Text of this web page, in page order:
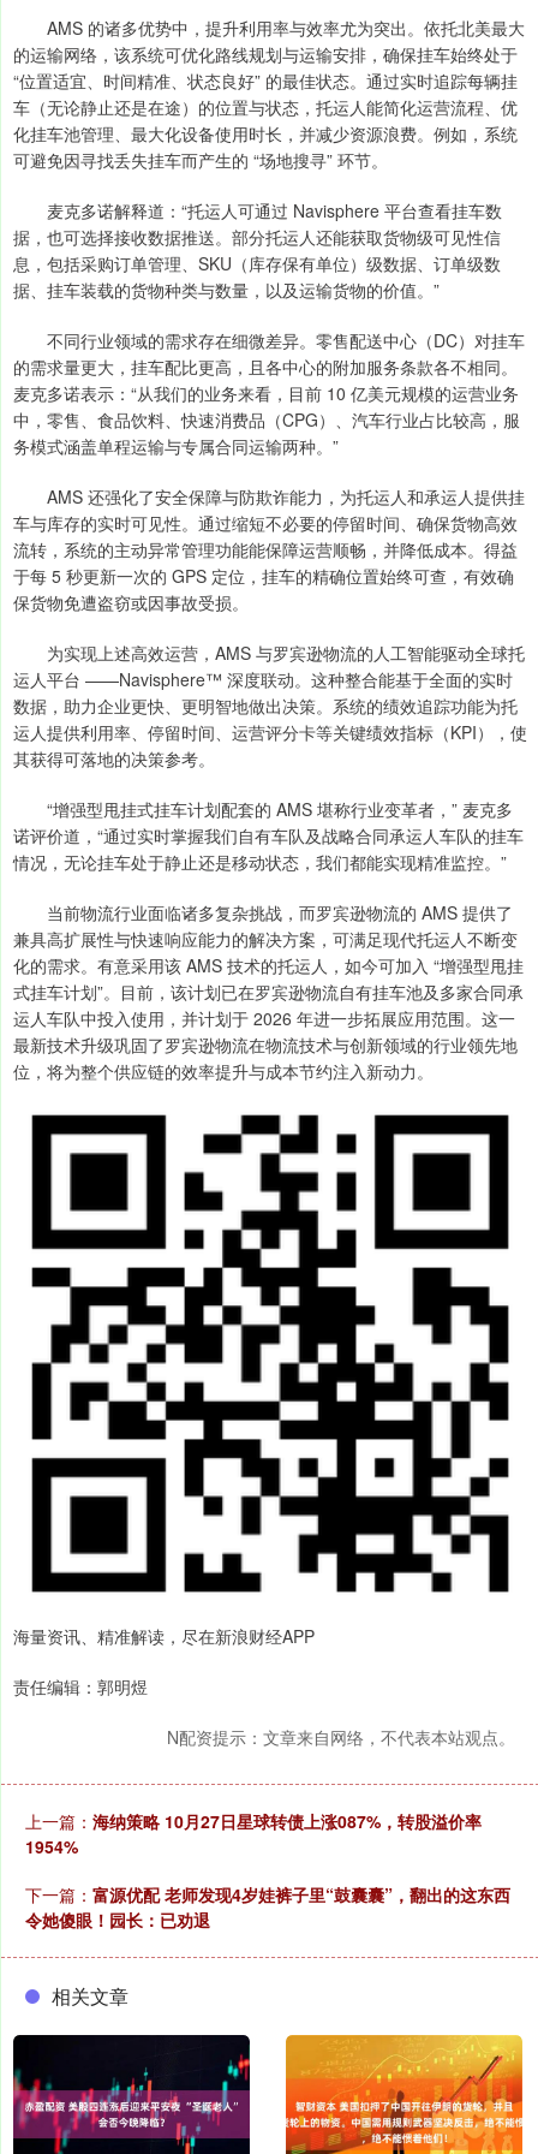
AMS 的诸多优势中，提升利用率与效率尤为突出。依托北美最大
的运输网络，该系统可优化路线规划与运输安排，确保挂车始终处于
“位置适宜、时间精准、状态良好” 的最佳状态。通过实时追踪每辆挂
车（无论静止还是在途）的位置与状态，托运人能简化运营流程、优
化挂车池管理、最大化设备使用时长，并减少资源浪费。例如，系统
可避免因寻找丢失挂车而产生的 “场地搜寻” 环节。
麦克多诺解释道：“托运人可通过 Navisphere 平台查看挂车数
据，也可选择接收数据推送。部分托运人还能获取货物级可见性信
息，包括采购订单管理、SKU（库存保有单位）级数据、订单级数
据、挂车装载的货物种类与数量，以及运输货物的价值。”
不同行业领域的需求存在细微差异。零售配送中心（DC）对挂车
的需求量更大，挂车配比更高，且各中心的附加服务条款各不相同。
麦克多诺表示：“从我们的业务来看，目前 10 亿美元规模的运营业务
中，零售、食品饮料、快速消费品（CPG）、汽车行业占比较高，服
务模式涵盖单程运输与专属合同运输两种。”
AMS 还强化了安全保障与防欺诈能力，为托运人和承运人提供挂
车与库存的实时可见性。通过缩短不必要的停留时间、确保货物高效
流转，系统的主动异常管理功能能保障运营顺畅，并降低成本。得益
于每 5 秒更新一次的 GPS 定位，挂车的精确位置始终可查，有效确
保货物免遭盗窃或因事故受损。
为实现上述高效运营，AMS 与罗宾逊物流的人工智能驱动全球托
运人平台 ——Navisphere™ 深度联动。这种整合能基于全面的实时
数据，助力企业更快、更明智地做出决策。系统的绩效追踪功能为托
运人提供利用率、停留时间、运营评分卡等关键绩效指标（KPI），使
其获得可落地的决策参考。
“增强型甩挂式挂车计划配套的 AMS 堪称行业变革者，” 麦克多
诺评价道，“通过实时掌握我们自有车队及战略合同承运人车队的挂车
情况，无论挂车处于静止还是移动状态，我们都能实现精准监控。”
当前物流行业面临诸多复杂挑战，而罗宾逊物流的 AMS 提供了
兼具高扩展性与快速响应能力的解决方案，可满足现代托运人不断变
化的需求。有意采用该 AMS 技术的托运人，如今可加入 “增强型甩挂
式挂车计划”。目前，该计划已在罗宾逊物流自有挂车池及多家合同承
运人车队中投入使用，并计划于 2026 年进一步拓展应用范围。这一
最新技术升级巩固了罗宾逊物流在物流技术与创新领域的行业领先地
位，将为整个供应链的效率提升与成本节约注入新动力。
海量资讯、精准解读，尽在新浪财经APP
责任编辑：郭明煜
N配资提示：文章来自网络，不代表本站观点。
上一篇： 海纳策略 10月27日星球转债上涨087%，转股溢价率
1954%
下一篇： 富源优配 老师发现4岁娃裤子里“鼓囊囊”，翻出的这东西
令她傻眼！园长：已劝退
相关文章